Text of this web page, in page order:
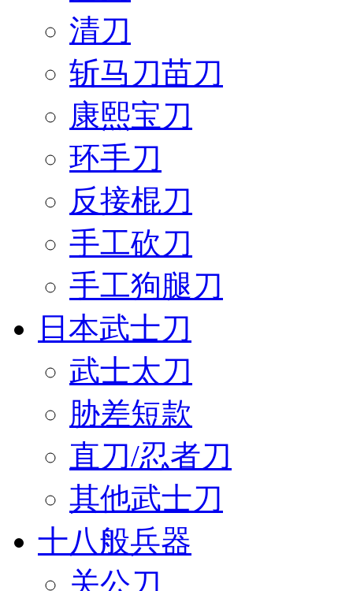
清刀
斩马刀苗刀
康熙宝刀
环手刀
反接棍刀
手工砍刀
手工狗腿刀
日本武士刀
武士太刀
胁差短款
直刀/忍者刀
其他武士刀
十八般兵器
关公刀